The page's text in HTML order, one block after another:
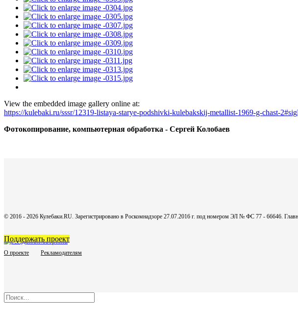
View the embedded image gallery online at:
https://kulebaki.ru/sssr/12319-listaya-starye-podshivki-kulebakskij-metallist-1969-g-chast-
Фотокопирование, компьютерная обработка - Сергей Колобаев
© 2016 - 2026 Кулебаки.RU. Зарегистрировано в Роскомнадзоре 27.07.2016 г. под номером ЭЛ № ФС 77 - 66646.
О проекте Рекламодателям
Поддержать проект